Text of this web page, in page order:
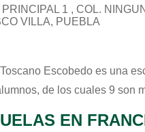
1 , COL.
VILLA, PUEBLA
Escobedo es una
de los cuales 9 son
EN